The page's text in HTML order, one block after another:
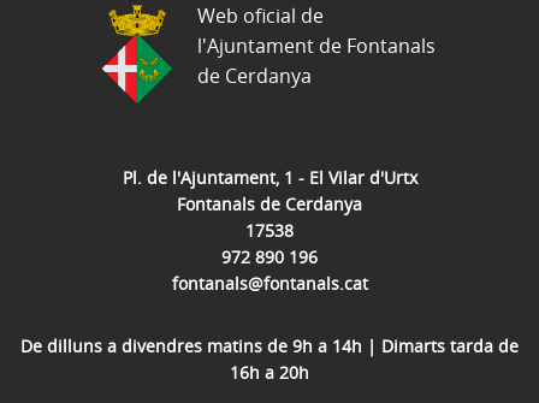
Pl. de l'Ajuntament, 1 - El Vilar d'Urtx
Fontanals de Cerdanya
17538
972 890 196
fontanals@fontanals.cat
De dilluns a divendres matins de 9h a 14h | Dimarts tarda de
16h a 20h
Web oficial de
l'Ajuntament de Fontanals
de Cerdanya